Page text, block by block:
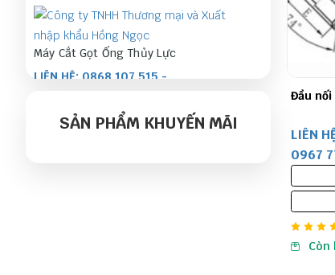
Đầu
LIÊN
0967
Còn
Máy Cắt Gọt Ống Thủy Lực
LIÊN HỆ: 0868 107 515 -
SẢN PHẨM KHUYẾN MÃI